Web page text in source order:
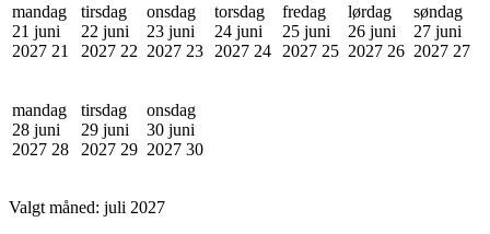
mandag
21 juni
2027 21
tirsdag
22 juni
2027 22
onsdag
23 juni
2027 23
torsdag
24 juni
2027 24
fredag
25 juni
2027 25
lørdag
26 juni
2027 26
søndag
27 juni
2027 27
mandag
28 juni
2027 28
tirsdag
29 juni
2027 29
onsdag
30 juni
2027 30
Valgt måned: juli 2027